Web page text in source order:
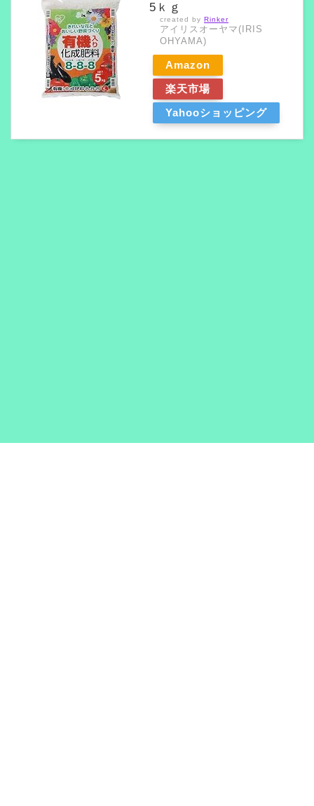
5ｋｇ
created by Rinker
アイリスオーヤマ(IRIS
OHYAMA)
Amazon
楽天市場
Yahooショッピング